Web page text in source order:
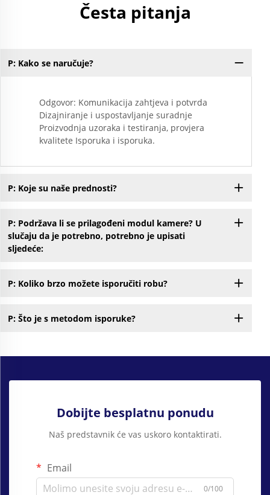
Česta pitanja
P: Kako se naručuje?
Odgovor: Komunikacija zahtjeva i potvrda
Dizajniranje i uspostavljanje suradnje
Proizvodnja uzoraka i testiranja, provjera
kvalitete Isporuka i isporuka.
P: Koje su naše prednosti?
P: Podržava li se prilagođeni modul kamere? U
slučaju da je potrebno, potrebno je upisati
sljedeće:
P: Koliko brzo možete isporučiti robu?
P: Što je s metodom isporuke?
Dobijte besplatnu ponudu
Naš predstavnik će vas uskoro kontaktirati.
Email
0/100